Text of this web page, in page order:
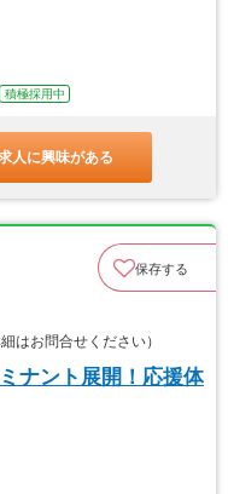
積極採用中
人に興味がある
保存する
お問合せください）
ナント展開！応援体